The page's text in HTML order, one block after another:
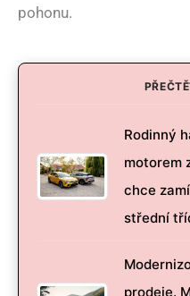
pohonu.
Rodinný
motorem
chce
střední
prodeje.